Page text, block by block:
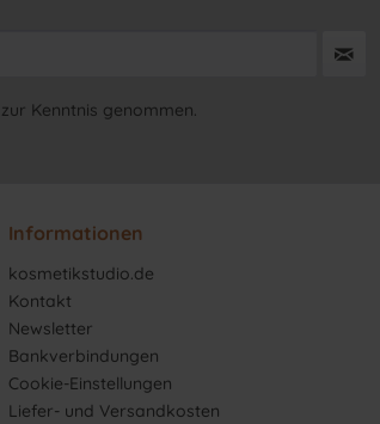
zur Kenntnis genommen.
Informationen
kosmetikstudio.de
Kontakt
Newsletter
Bankverbindungen
Cookie-Einstellungen
Liefer- und Versandkosten